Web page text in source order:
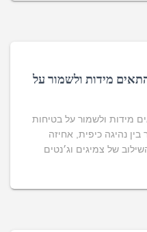
מידות ולשמור על
מידות ולשמור על בטיחות
נהיגה כיפית, אחיזה
של צמיגים וג׳נטים